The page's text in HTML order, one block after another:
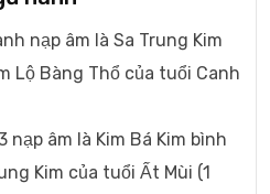
nạp âm là Sa Trung Kim
Lộ Bàng Thổ của tuổi Canh
nạp âm là Kim Bá Kim bình
Kim của tuổi Ất Mùi (1